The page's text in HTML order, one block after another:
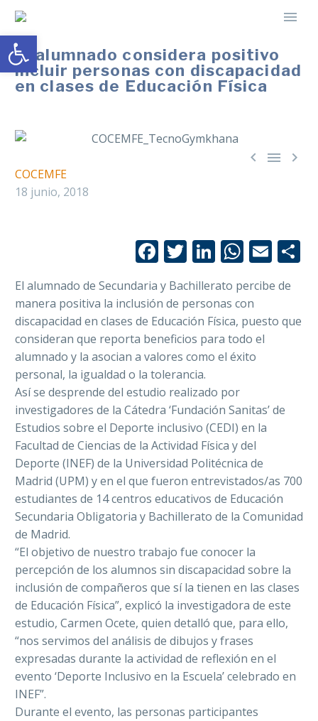
El alumnado considera positivo
incluir personas con discapacidad
en clases de Educación Física
  
COCEMFE
18 junio, 2018
Facebook
Twitter
LinkedIn
El alumnado de Secundaria y Bachillerato percibe de
manera positiva la inclusión de personas con
discapacidad en clases de Educación Física, puesto que
consideran que reporta beneficios para todo el
alumnado y la asocian a valores como el éxito
personal, la igualdad o la tolerancia.
Así se desprende del estudio realizado por
investigadores de la Cátedra ‘Fundación Sanitas’ de
Estudios sobre el Deporte inclusivo (CEDI) en la
Facultad de Ciencias de la Actividad Física y del
Deporte (INEF) de la Universidad Politécnica de
Madrid (UPM) y en el que fueron entrevistados/as 700
estudiantes de 14 centros educativos de Educación
Secundaria Obligatoria y Bachillerato de la Comunidad
de Madrid.
“El objetivo de nuestro trabajo fue conocer la
percepción de los alumnos sin discapacidad sobre la
inclusión de compañeros que sí la tienen en las clases
de Educación Física”, explicó la investigadora de este
estudio, Carmen Ocete, quien detalló que, para ello,
“nos servimos del análisis de dibujos y frases
expresadas durante la actividad de reflexión en el
evento ‘Deporte Inclusivo en la Escuela’ celebrado en
INEF”.
Durante el evento, las personas participantes
Abrir barra de herramientas